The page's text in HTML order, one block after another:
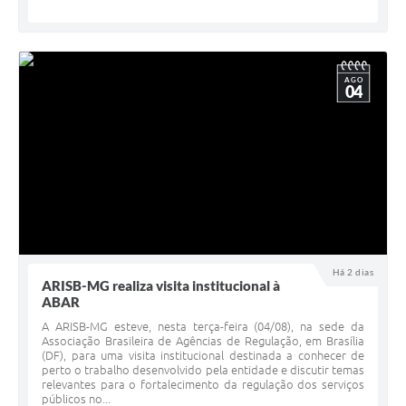
Há 2 dias
AGO
04
ARISB-MG realiza visita institucional à
ABAR
A ARISB-MG esteve, nesta terça-feira (04/08), na sede da
Associação Brasileira de Agências de Regulação, em Brasília
(DF), para uma visita institucional destinada a conhecer de
perto o trabalho desenvolvido pela entidade e discutir temas
relevantes para o fortalecimento da regulação dos serviços
públicos no...